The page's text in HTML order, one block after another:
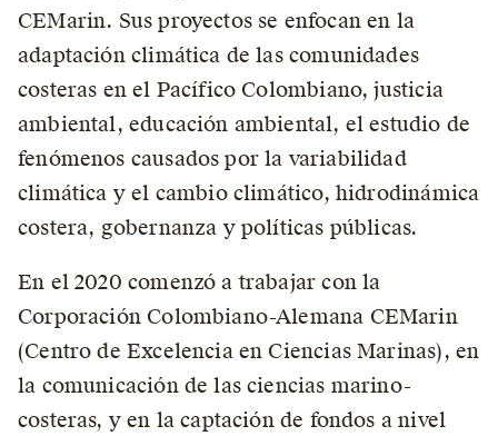
CEMarin. Sus proyectos se enfocan en la
adaptación climática de las comunidades
costeras en el Pacífico Colombiano, justicia
ambiental, educación ambiental, el estudio de
fenómenos causados por la variabilidad
climática y el cambio climático, hidrodinámica
costera, gobernanza y políticas públicas.
En el 2020 comenzó a trabajar con la
Corporación Colombiano-Alemana CEMarin
(Centro de Excelencia en Ciencias Marinas), en
la comunicación de las ciencias marino-
costeras, y en la captación de fondos a nivel